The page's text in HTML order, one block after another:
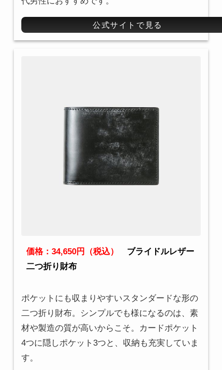
公式サイトで見る
価格：34,650円（税込）
ブライドルレザー
二つ折り財布
ポケットにも収まりやすいスタンダードな形の
二つ折り財布。シンプルでも様になるのは、素
材や製造の質が高いからこそ。カードポケット
4つに隠しポケット3つと、収納も充実していま
す。